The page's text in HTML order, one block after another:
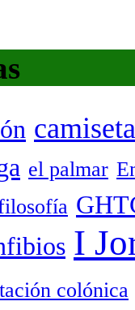
el palmar
I
colónica